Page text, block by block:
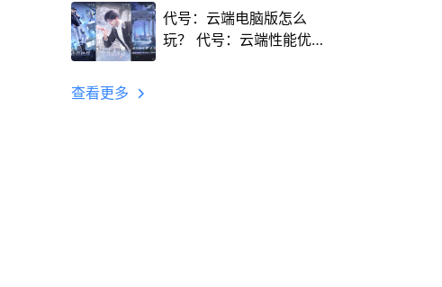
代号：云端电脑版怎么
玩？ 代号：云端性能优
查看更多